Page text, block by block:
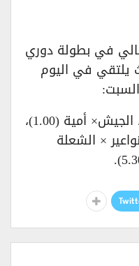
في بطولة دوري
يلتقي في اليوم
أهلي حلب × الفتوة (11.30)، الجيش× أمية (1.00)،
(2.30)، النواعير × الشعلة